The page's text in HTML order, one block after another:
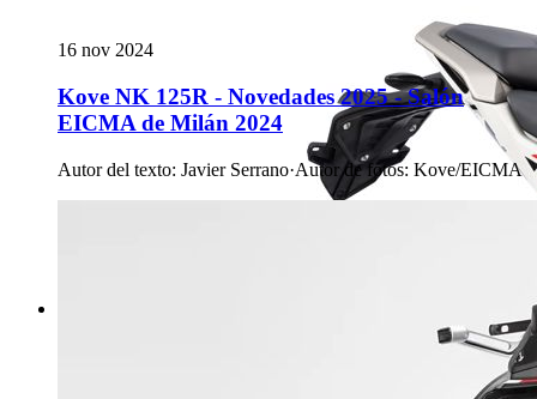
16 nov 2024
Kove NK 125R - Novedades 2025 - Salón
EICMA de Milán 2024
Autor del texto: Javier Serrano·Autor de fotos: Kove/EICMA